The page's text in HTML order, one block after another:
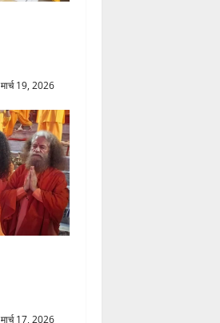
मार्च 19, 2026
मार्च 17, 2026